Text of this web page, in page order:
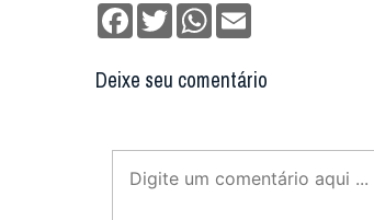
Facebook
TwitterWhatsApp
Deixe seu comentário